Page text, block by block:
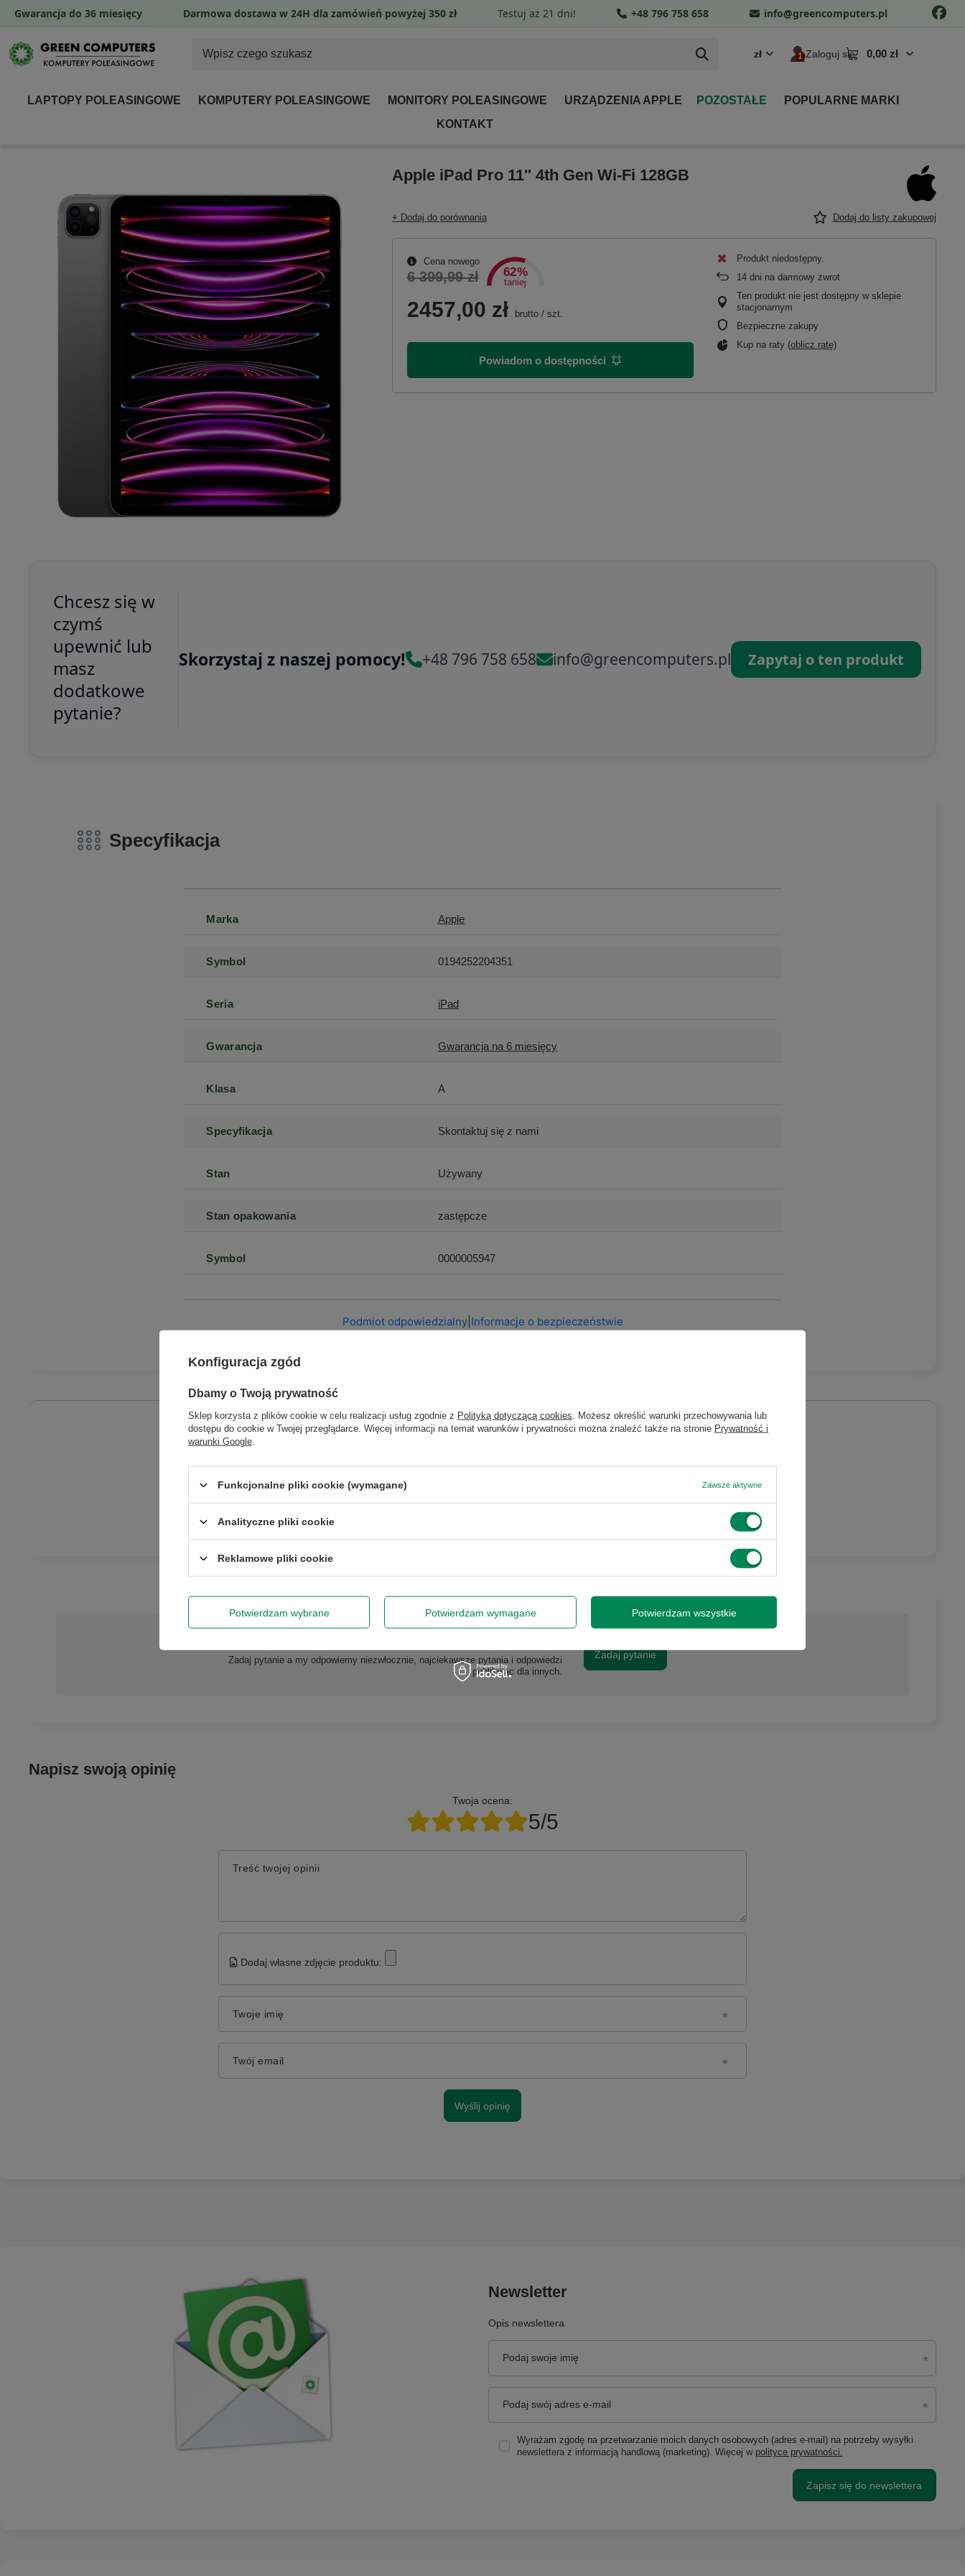
zł Zaloguj się 0,00 zł
LAPTOPY POLEASINGOWE KOMPUTERY POLEASINGOWE MONITORY POLEASINGOWE URZĄDZENIA APPLE POZOSTAŁE
POPULARNE MARKI
KONTAKT
Apple iPad Pro 11'' 4th Gen Wi-Fi 128GB
+ Dodaj do porównania Dodaj do listy zakupowej
Cena nowego
6 399,99 zł 62%
taniej
2457,00 zł brutto/ szt.
Powiadom o dostępności
Produkt niedostępny
14 dni na darmowy zwrot
Ten produkt nie jest dostępny w sklepie
stacjonarnym
Bezpieczne zakupy
Kup na raty (oblicz ratę)
Chcesz się w
czymś
upewnić lub
masz
dodatkowe
pytanie?
Skorzystaj z naszej pomocy! +48 796 758 658 info@greencomputers.pl Zapytaj o ten produkt
Specyfikacja
Marka Apple
Symbol 0194252204351
Seria iPad
Gwarancja Gwarancja na 6 miesięcy
Klasa A
Specyfikacja Skontaktuj się z nami
Stan Używany
Stan opakowania zastępcze
Symbol 0000005947
Podmiot odpowiedzialny| Informacje o bezpieczeństwie
GWARANCJA NA 6 MIESIĘCY
reklamacji, proszę zlecić odbiórkurierowi lub wybrać paczkomat.
Gwarancja nie obejmuje lampy
Zadaj pytanie a my odpowiemy niezwłocznie, najciekawsze pytania i odpowiedzi
publikując dla innych.
Zadaj pytanie
Napisz swoją opinię
Twoja ocena:
5/5
Treść twojej opinii
Dodaj własne zdjęcie produktu:
Twoje imię
Twój email
Wyślij opinię
Newsletter
Opis newslettera
Podaj swoje imię
Podaj swój adres e-mail
Wyrażam zgodę na przetwarzanie moich danych osobowych (adres e-mail) na potrzeby wysyłki
newslettera z informacją handlową (marketing). Więcej w polityce prywatności.
Zapisz się do newslettera
Gwarancja do 36 miesięcy Darmowa dostawa w 24H dla zamówień powyżej 350 zł Testuj aż 21 dni! +48 796 758 658 info@greencomputers.pl
Konfiguracja zgód
Dbamy o Twoją prywatność
Sklep korzysta z plików cookie w celu realizacji usług zgodnie z Polityką dotyczącą cookies . Możesz określić warunki przechowywania lub
dostępu do cookie w Twojej przeglądarce. Więcej informacji na temat warunków i prywatności można znaleźć także na stronie Prywatność i
warunki Google
Funkcjonalne pliki cookie (wymagane) Zawsze aktywne
Analityczne pliki cookie
Reklamowe pliki cookie
Potwierdzam wybrane Potwierdzam wymagane Potwierdzam wszystkie